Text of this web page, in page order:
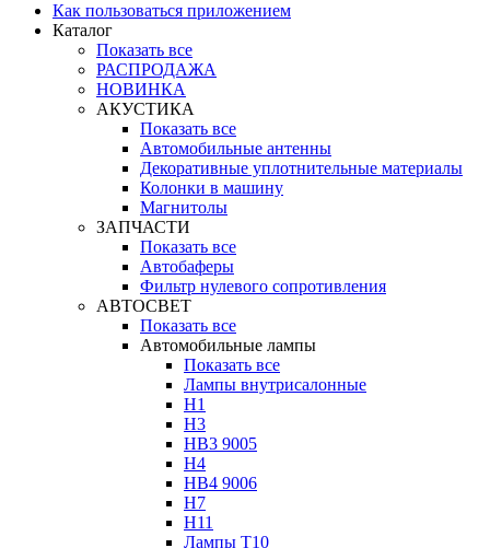
Как пользоваться приложением
Каталог
Показать все
РАСПРОДАЖА
НОВИНКА
АКУСТИКА
Показать все
Автомобильные антенны
Декоративные уплотнительные материалы
Колонки в машину
Магнитолы
ЗАПЧАСТИ
Показать все
Автобаферы
Фильтр нулевого сопротивления
АВТОСВЕТ
Показать все
Автомобильные лампы
Показать все
Лампы внутрисалонные
H1
H3
HB3 9005
H4
HB4 9006
H7
H11
Лампы Т10